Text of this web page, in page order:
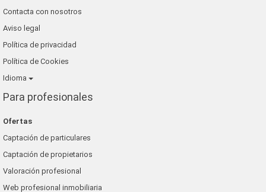
Contacta con nosotros
Aviso legal
Política de privacidad
Política de Cookies
Idioma
Para profesionales
Ofertas
Captación de particulares
Captación de propietarios
Valoración profesional
Web profesional inmobiliaria